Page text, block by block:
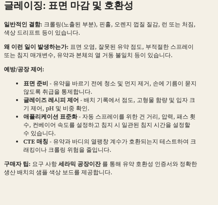
글레이징: 표면 마감 및 호환성
일반적인 결함: 크롤링(노출된 부분), 핀홀, 오렌지 껍질 질감, 런 또는 처짐,
색상 드리프트 등이 있습니다.
왜 이런 일이 발생하는가: 표면 오염, 잘못된 유약 점도, 부적절한 스프레이
또는 침지 매개변수, 유약과 본체의 열 거동 불일치 등이 있습니다.
예방/공장 제어:
표면 준비 - 유약을 바르기 전에 청소 및 먼지 제거, 손에 기름이 묻지
않도록 취급을 통제합니다.
글레이즈 레시피 제어 - 배치 기록에서 점도, 고형물 함량 및 입자 크
기 제어, pH 및 비중 확인.
애플리케이션 표준화- 자동 스프레이를 위한 건 거리, 압력, 패스 횟
수, 컨베이어 속도를 설정하고 침지 시 일관된 침지 시간을 설정할
수 있습니다.
CTE 매칭 - 유약과 바디의 열팽창 계수가 호환되는지 테스트하여 크
래킹이나 크롤링 위험을 줄입니다.
구매자 팁: 요구 사항세라믹 공장이잔를 통해 유약 호환성 인증서와 정확한
생산 배치의 샘플 색상 보드를 제공합니다.